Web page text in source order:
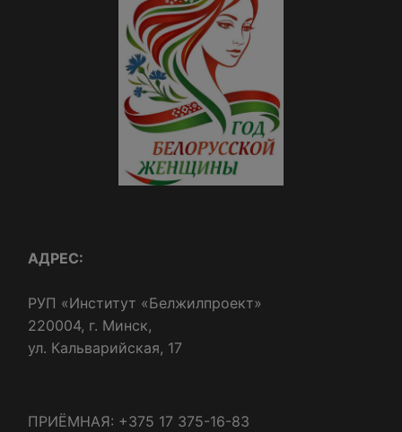
АДРЕС:
РУП «Институт «Белжилпроект»
220004, г. Минск,
ул. Кальварийская, 17
ПРИЁМНАЯ: +375 17 375-16-83